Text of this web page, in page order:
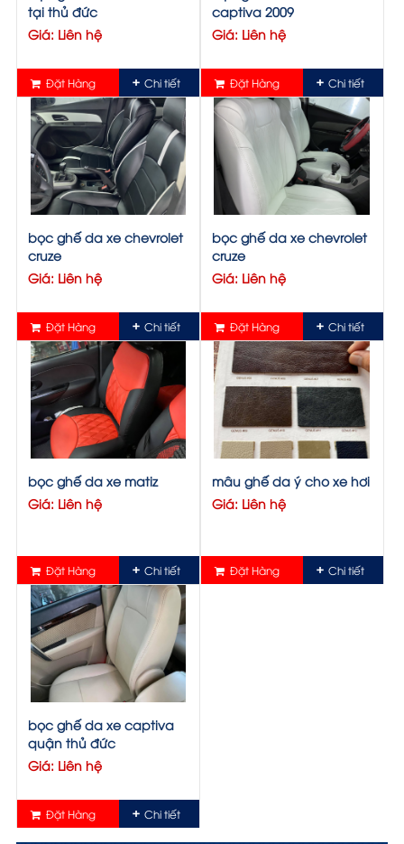
tại thủ đức
Giá: Liên hệ
Đặt Hàng Chi tiết
captiva 2009
Giá: Liên hệ
Đặt Hàng Chi tiết
bọc ghế da xe chevrolet
cruze
Giá: Liên hệ
Đặt Hàng Chi tiết
bọc ghế da xe chevrolet
cruze
Giá: Liên hệ
Đặt Hàng Chi tiết
bọc ghế da xe matiz
Giá: Liên hệ
Đặt Hàng Chi tiết
mâu ghế da ý cho xe hơi
Giá: Liên hệ
Đặt Hàng Chi tiết
bọc ghế da xe captiva
quận thủ đức
Giá: Liên hệ
Đặt Hàng Chi tiết